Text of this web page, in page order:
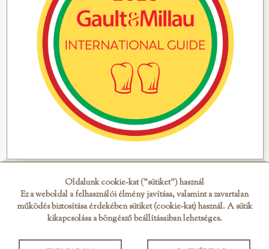
Oldalunk cookie-kat ("sütiket") használ
Ez a weboldal a felhasználói élmény javítása, valamint a zavartalan
működés biztosítása érdekében sütiket (cookie-kat) használ. A sütik
kikapcsolása a böngésző beállításaiban lehetséges.